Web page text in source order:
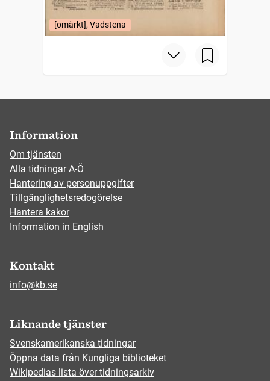
[omärkt], Vadstena
Information
Om tjänsten
Alla tidningar A-Ö
Hantering av personuppgifter
Tillgänglighetsredogörelse
Hantera kakor
Information in English
Kontakt
info@kb.se
Liknande tjänster
Svenskamerikanska tidningar
Öppna data från Kungliga biblioteket
Wikipedias lista över tidningsarkiv